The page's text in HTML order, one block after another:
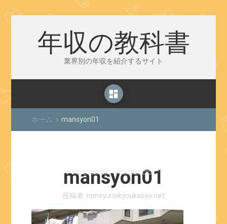
年収の教科書
業界別の年収を紹介するサイト
dashboard
ホーム keyboard_arrow_rightmansyon01
mansyon01
投稿者: nensyunokyoukasyo.net